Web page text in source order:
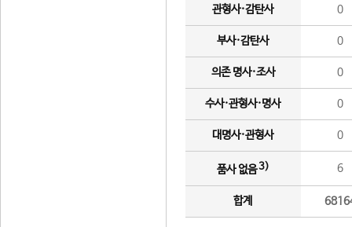
관형사·감탄사 0
부사·감탄사 0
의존 명사·조사 0
수사·관형사·명사 0
대명사·관형사 0
품사 없음3) 6
합계